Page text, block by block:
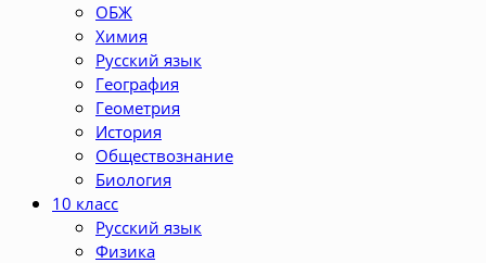
ОБЖ
Химия
Русский язык
География
Геометрия
История
Обществознание
Биология
10 класс
Русский язык
Физика